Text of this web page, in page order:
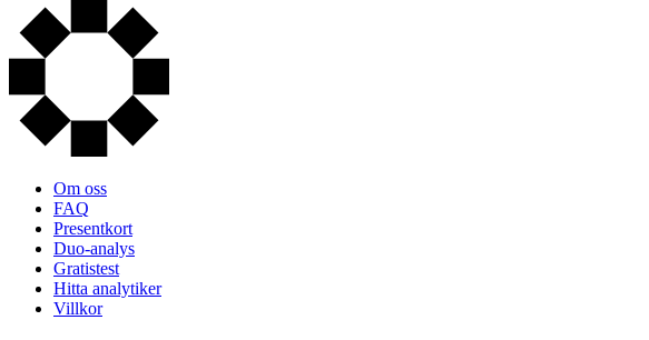
Om oss
FAQ
Presentkort
Duo-analys
Gratistest
Hitta analytiker
Villkor